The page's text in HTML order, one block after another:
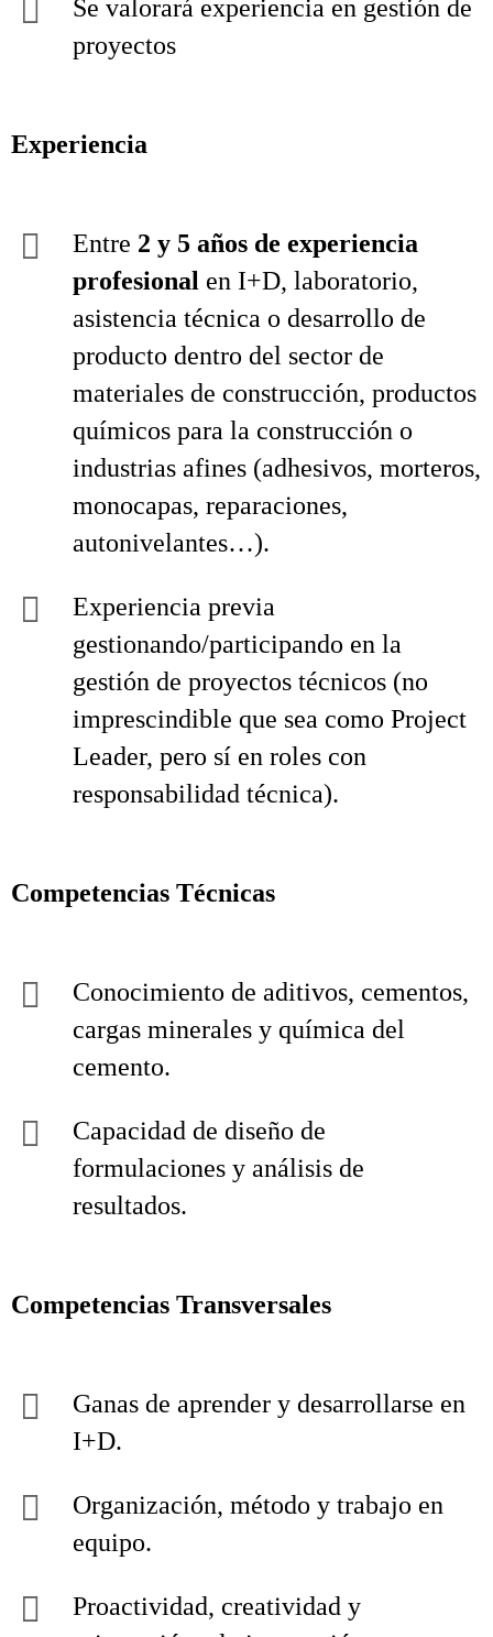
Se valorará experiencia en gestión de
proyectos
Experiencia
Entre 2 y 5 años de experiencia
profesional en I+D, laboratorio,
asistencia técnica o desarrollo de
producto dentro del sector de
materiales de construcción, productos
químicos para la construcción o
industrias afines (adhesivos, morteros,
monocapas, reparaciones,
autonivelantes…).
Experiencia previa
gestionando/participando en la
gestión de proyectos técnicos (no
imprescindible que sea como Project
Leader, pero sí en roles con
responsabilidad técnica).
Competencias Técnicas
Conocimiento de aditivos, cementos,
cargas minerales y química del
cemento.
Capacidad de diseño de
formulaciones y análisis de
resultados.
Competencias Transversales
Ganas de aprender y desarrollarse en
I+D.
Organización, método y trabajo en
equipo.
Proactividad, creatividad y